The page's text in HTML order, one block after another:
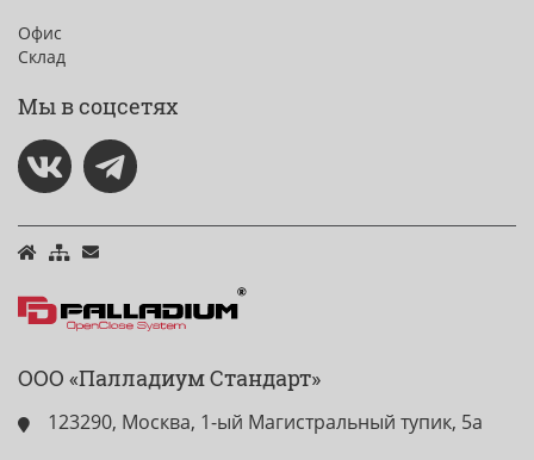
Офис
Склад
Мы в соцсетях
ООО «Палладиум Стандарт»
123290, Москва, 1-ый Магистральный тупик, 5а